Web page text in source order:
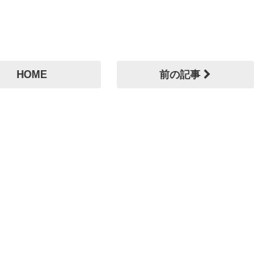
HOME 前の記事